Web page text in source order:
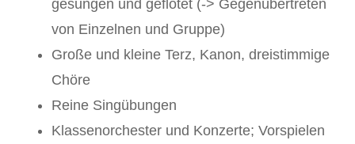
gesungen und geflötet (-> Gegenübertreten
von Einzelnen und Gruppe)
Große und kleine Terz, Kanon, dreistimmige
Chöre
Reine Singübungen
Klassenorchester und Konzerte; Vorspielen